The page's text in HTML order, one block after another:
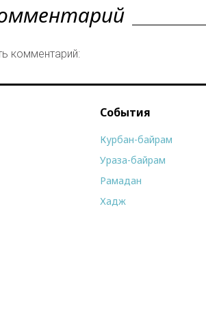
комментарий:
События
Курбан-байрам
Ураза-байрам
Рамадан
Хадж